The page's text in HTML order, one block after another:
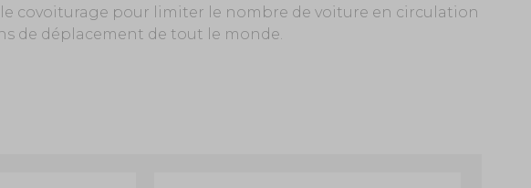
covoiturage pour limiter le nombre de voiture en circulation
de déplacement de tout le monde.